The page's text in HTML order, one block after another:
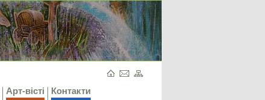
Арт-вісті Контакти